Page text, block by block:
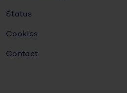
Status
Cookies
Contact